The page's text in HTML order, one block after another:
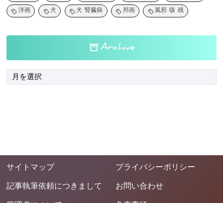
洋画 犬 犬 腎臓病 邦画 風邪 咳 残
Archive
サイトマップ プライバシーポリシー
記事執筆依頼につきまして お問い合わせ